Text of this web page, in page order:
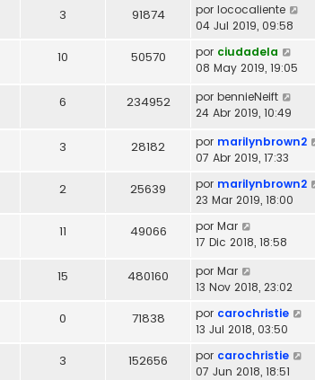
3 91874 por lococaliente
04 Jul 2019, 09:58
10 50570 por ciudadela
08 May 2019, 19:05
6 234952 por bennieNeift
24 Abr 2019, 10:49
3 28182 por marilynbrown2
07 Abr 2019, 17:33
2 25639 por marilynbrown2
23 Mar 2019, 18:00
11 49066 por Mar
17 Dic 2018, 18:58
15 480160 por Mar
13 Nov 2018, 23:02
0 71838 por carochristie
13 Jul 2018, 03:50
3 152656 por carochristie
07 Jun 2018, 18:51